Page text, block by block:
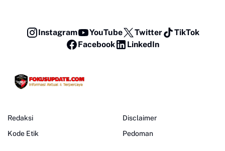
Instagram YouTube Twitter
TikTok
Facebook
LinkedIn
Redaksi
Kode Etik
Disclaimer
Pedoman